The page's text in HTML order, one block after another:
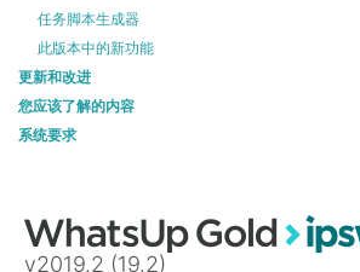
任务脚本生成器
此版本中的新功能
更新和改进
您应该了解的内容
系统要求
v2019.2 (19.2)